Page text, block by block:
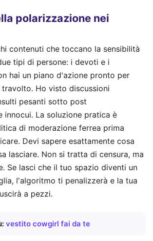
polarizzazione nei
contenuti che toccano la sensibilità
tipi di persone: i devoti e i
hai un piano d'azione pronto per
Ho visto discussioni
pesanti sotto post
innocui. La soluzione pratica è
di moderazione ferrea prima
Devi sapere esattamente cosa
lasciare. Non si tratta di censura, ma
Se lasci che il tuo spazio diventi un
l'algoritmo ti penalizzerà e la tua
a pezzi.
vestito cowgirl fai da te